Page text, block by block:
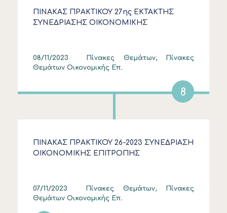
ΠΙΝΑΚΑΣ ΠΡΑΚΤΙΚΟΥ 27ης ΕΚΤΑΚΤΗΣ
ΣΥΝΕΔΡΙΑΣΗΣ ΟΙΚΟΝΟΜΙΚΗΣ
08/11/2023
Πίνακες Θεμάτων, Πίνακες
Θεμάτων Οικονομικής Επ.
8
ΠΙΝΑΚΑΣ ΠΡΑΚΤΙΚΟΥ 26-2023 ΣΥΝΕΔΡΙΑΣΗ
ΟΙΚΟΝΟΜΙΚΗΣ ΕΠΙΤΡΟΠΗΣ
07/11/2023
Πίνακες Θεμάτων, Πίνακες
Θεμάτων Οικονομικής Επ.